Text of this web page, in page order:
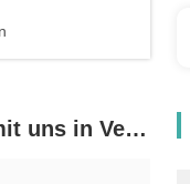
in Verbindung